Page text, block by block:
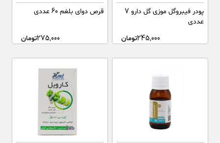
پودر فیبروگل موزی گل دارو 7
عددی
245,000تومان
قرص دوای بلغم 60 عددی
275,000تومان